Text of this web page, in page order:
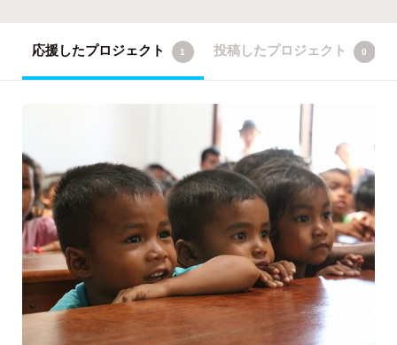
応援したプロジェクト 1 投稿したプロジェクト 0